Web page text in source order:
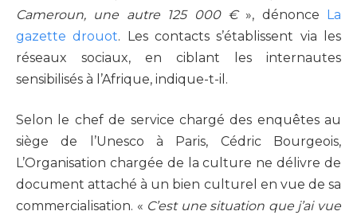
Cameroun, une autre 125 000 €», dénonce La
gazette drouot. Les contacts s’établissent via les
réseaux sociaux, en ciblant les internautes
sensibilisés à l’Afrique, indique-t-il.
Selon le chef de service chargé des enquêtes au
siège de l’Unesco à Paris, Cédric Bourgeois,
L’Organisation chargée de la culture ne délivre de
document attaché à un bien culturel en vue de sa
commercialisation. « C’est une situation que j’ai vue